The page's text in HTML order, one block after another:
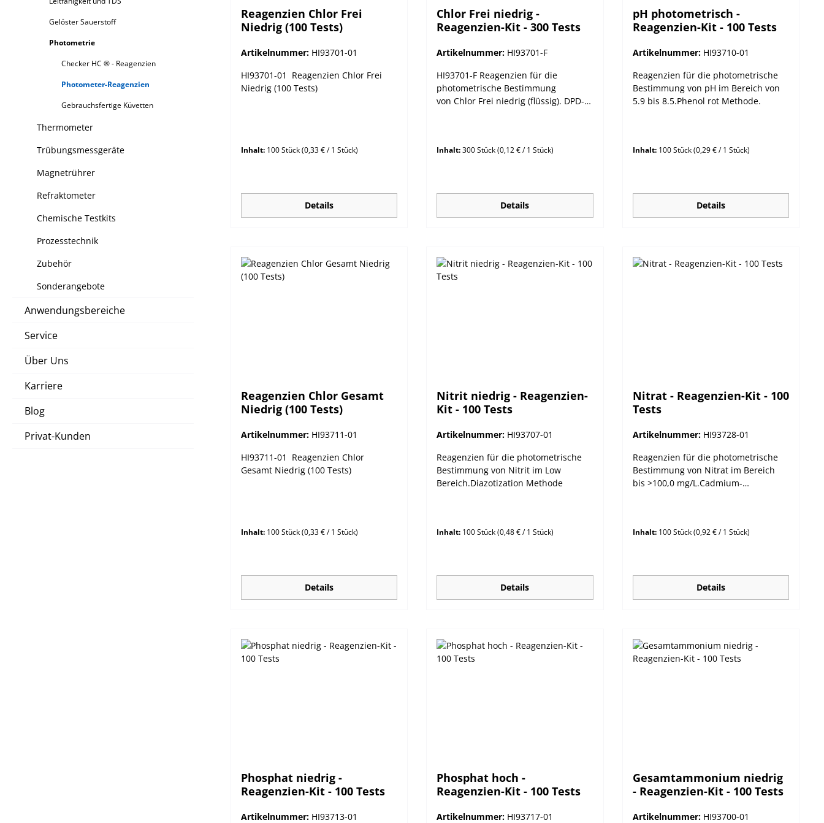
Gelöster Sauerstoff
Photometrie
Checker HC ® - Reagenzien
Photometer-Reagenzien
Gebrauchsfertige Küvetten
Thermometer
Trübungsmessgeräte
Magnetrührer
Refraktometer
Chemische Testkits
Prozesstechnik
Zubehör
Sonderangebote
Anwendungsbereiche
Service
Über Uns
Karriere
Blog
Privat-Kunden
Reagenzien Chlor Frei
Niedrig (100 Tests)
Artikelnummer: HI93701-01
HI93701-01 Reagenzien Chlor Frei
Niedrig (100 Tests)
Inhalt: 100 Stück(0,33 € / 1 Stück)
Details
Chlor Frei niedrig -
Reagenzien-Kit - 300 Tests
Artikelnummer: HI93701-F
HI93701-F Reagenzien für die
photometrische Bestimmung
von Chlor Frei niedrig (flüssig). DPD-
von 3 Flaschen A+B á 20 ml auf 2
Test sind in beiden Fällen identisch.
Inhalt:300 Stück(0,12 € / 1 Stück)
Details
pH photometrisch -
Reagenzien-Kit - 100 Tests
Artikelnummer: HI93710-01
Reagenzien für die photometrische
Bestimmung von pH im Bereich von
5.9 bis 8.5.Phenol rot Methode.
Inhalt: 100 Stück(0,29 € / 1 Stück)
Details
Reagenzien Chlor Gesamt
Niedrig (100 Tests)
Artikelnummer: HI93711-01
HI93711-01 Reagenzien Chlor
Gesamt Niedrig (100 Tests)
Inhalt: 100 Stück(0,33 € / 1 Stück)
Details
Nitrit niedrig - Reagenzien-
Kit - 100 Tests
Artikelnummer: HI93707-01
Reagenzien für die photometrische
Bestimmung von Nitrit im Low
Bereich.Diazotization Methode
Inhalt: 100 Stück(0,48 € / 1 Stück)
Details
Nitrat - Reagenzien-Kit - 100
Tests
Artikelnummer: HI93728-01
Reagenzien für die photometrische
Bestimmung von Nitrat im Bereich
bis >100,0 mg/L.Cadmium-
Inhalt: 100 Stück(0,92 € / 1 Stück)
Details
Phosphat niedrig -
Reagenzien-Kit - 100 Tests
Artikelnummer: HI93713-01
Phosphat hoch -
Reagenzien-Kit - 100 Tests
Artikelnummer: HI93717-01
Gesamtammonium niedrig
- Reagenzien-Kit - 100 Tests
Artikelnummer: HI93700-01